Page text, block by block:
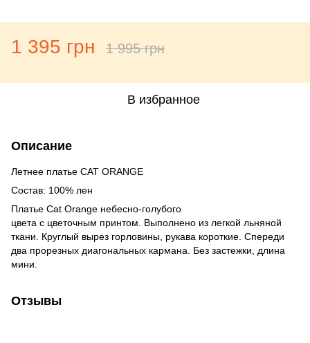
1 395 грн 1 995 грн
В избранное
Описание
Летнее платье CAT ORANGE
Состав: 100% лен
Платье Cat Orange небесно-голубого
цвета с цветочным принтом. Выполнено из легкой льняной
ткани. Круглый вырез горловины, рукава короткие. Спереди
два прорезных диагональных кармана. Без застежки, длина
мини.
Отзывы